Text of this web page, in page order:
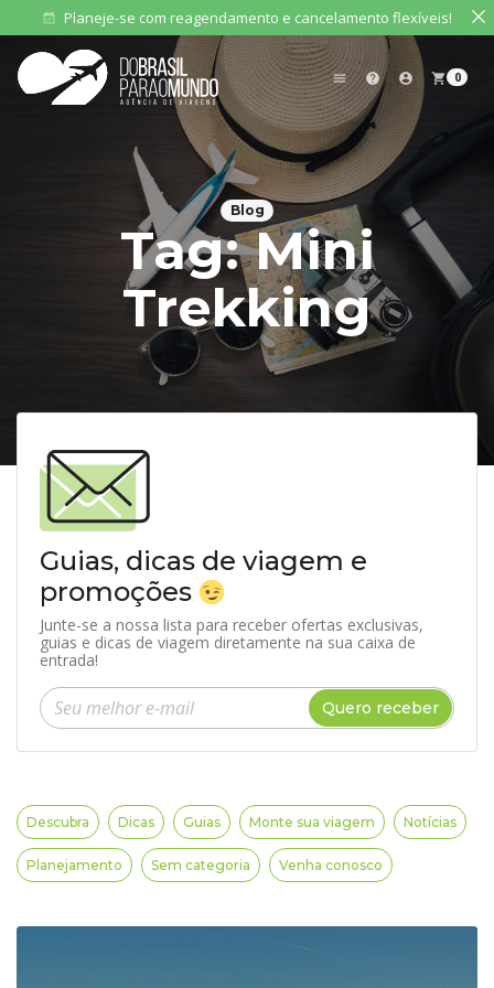
event_available Planeje-se com reagendamento e cancelamento flexíveis!
menu help account_circle shopping_cart 0
Blog
Tag:Mini
Trekking
Guias, dicas de viagem e
promoções
Junte-se a nossa lista para receber ofertas exclusivas,
guias e dicas de viagem diretamente na sua caixa de
entrada!
Insira seu e-mail
Quero receber
Descubra Dicas Guias Monte sua viagem Notícias
Planejamento Sem categoria Venha conosco